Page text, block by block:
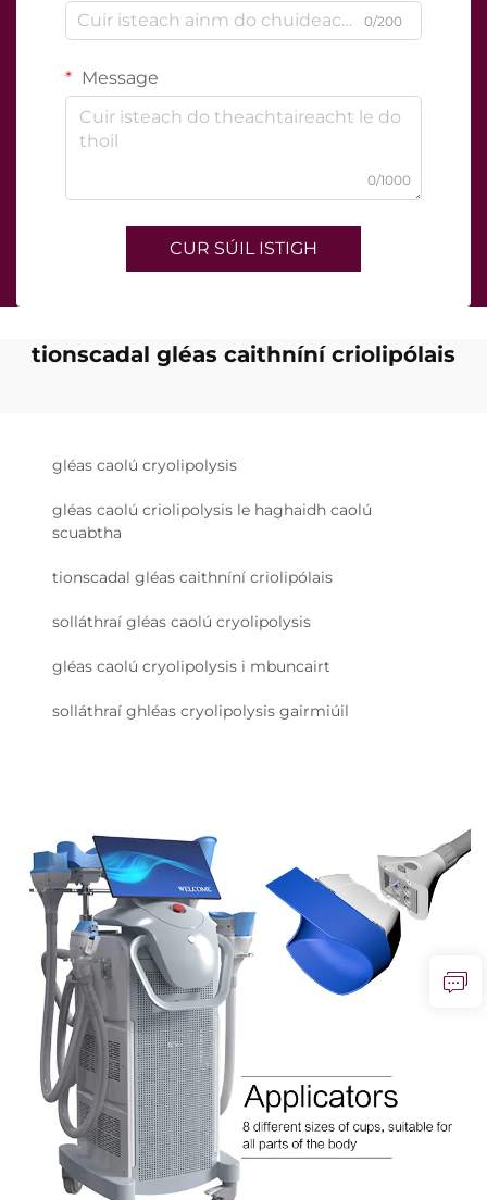
0/200
Message
0/1000
CUR SÚIL ISTIGH
tionscadal gléas caithníní criolipólais
gléas caolú cryolipolysis
gléas caolú criolipolysis le haghaidh caolú
scuabtha
tionscadal gléas caithníní criolipólais
solláthraí gléas caolú cryolipolysis
gléas caolú cryolipolysis i mbuncairt
solláthraí ghléas cryolipolysis gairmiúil